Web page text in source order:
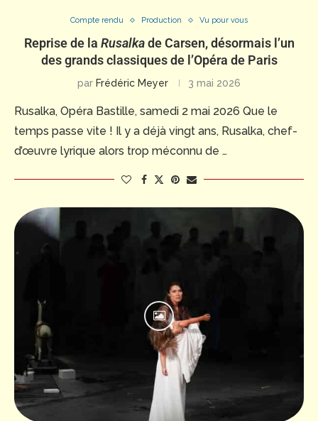
Compte rendu Production Vu pour vous
Reprise de la Rusalkade Carsen, désormais l’un
des grands classiques de l’Opéra de Paris
par Frédéric Meyer 3 mai 2026
Rusalka, Opéra Bastille, samedi 2 mai 2026 Que le
temps passe vite ! Il y a déjà vingt ans, Rusalka, chef-
d’œuvre lyrique alors trop méconnu de …